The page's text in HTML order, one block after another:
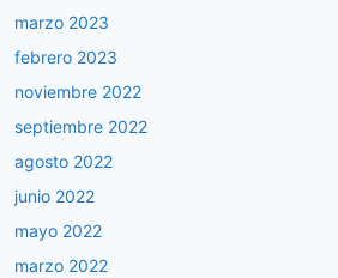
marzo 2023
febrero 2023
noviembre 2022
septiembre 2022
agosto 2022
junio 2022
mayo 2022
marzo 2022